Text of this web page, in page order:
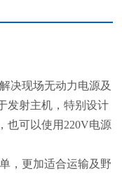
决现场无动力电源及
发射主机，特别设计
也可以使用220V电源
，更加适合运输及野